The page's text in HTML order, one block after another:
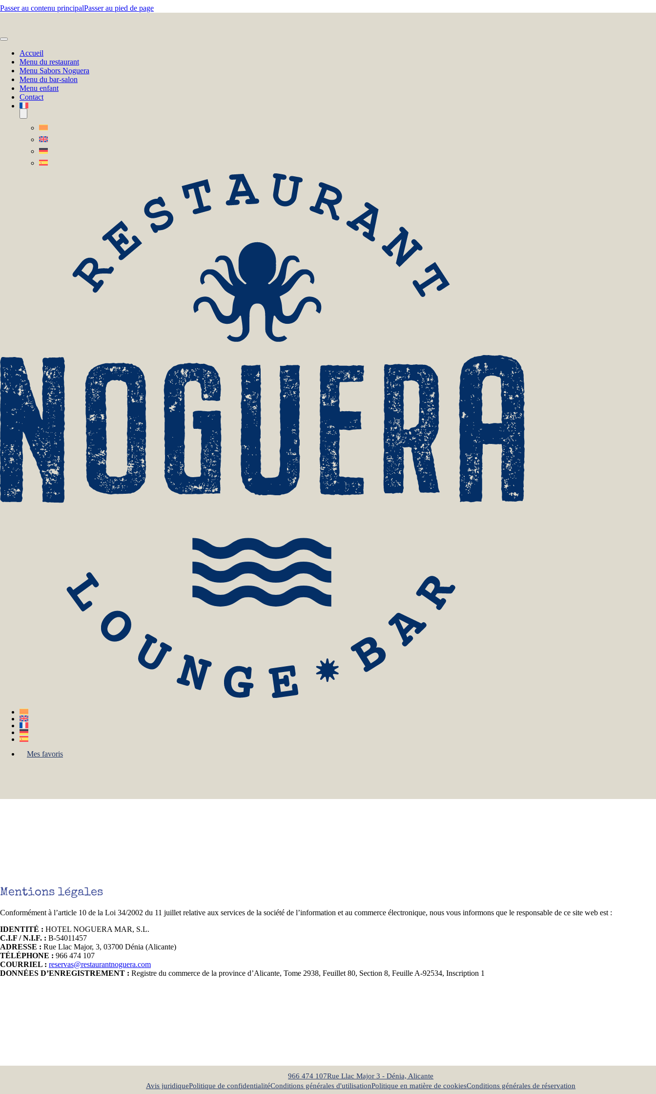
Passer au contenu principalPasser au pied de page
Accueil
Menu du restaurant
Menu Sabors Noguera
Menu du bar-salon
Menu enfant
Contact
Mes favoris
Mentions légales
Conformément à l’article 10 de la Loi 34/2002 du 11 juillet relative aux services de la société de l’information et au commerce électronique, nous vous informons que le responsable de ce site web est :
IDENTITÉ : HOTEL NOGUERA MAR, S.L.
C.I.F / N.I.F. : B-54011457
ADRESSE : Rue Llac Major, 3, 03700 Dénia (Alicante)
TÉLÉPHONE : 966 474 107
COURRIEL : reservas@restaurantnoguera.com
DONNÉES D’ENREGISTREMENT : Registre du commerce de la province d’Alicante, Tome 2938, Feuillet 80, Section 8, Feuille A-92534, Inscription 1
966 474 107Rue Llac Major 3 - Dénia, Alicante
Avis juridiquePolitique de confidentialitéConditions générales d'utilisationPolitique en matière de cookiesConditions générales de réservation